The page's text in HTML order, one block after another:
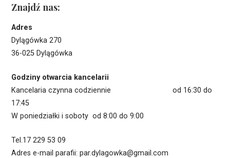
Znajdź nas:
Adres
Dylągówka 270
36-025 Dylągówka
Godziny otwarcia kancelarii
Kancelaria czynna codziennie od 16:30 do
17:45
W poniedziałki i soboty od 8:00 do 9:00
Tel.17 229 53 09
Adres e-mail parafii: par.dylagowka@gmail.com